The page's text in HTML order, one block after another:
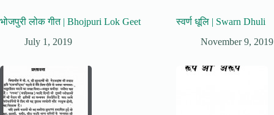
भोजपुरी लोक गीत | Bhojpuri Lok Geet
July 1, 2019
स्वर्ण धूलि | Swarn Dhuli
November 9, 2019